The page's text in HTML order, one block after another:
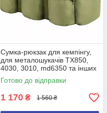
Сумка-рюкзак для кемпінгу,
для металошукачів TX850,
4030, 3010, md6350 та інших
(ємність 100 л)
Готово до відправки
1 170 ₴ 1 560 ₴